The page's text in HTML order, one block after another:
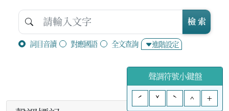
詞目音讀 對應國語 全文查詢 進階設定
檢 索
聲調符號小鍵盤
ˊ
ˇ ˋ ^ +